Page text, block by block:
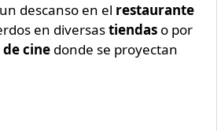
descanso en el restaurante
en diversastiendas o por
de cinedonde se proyectan